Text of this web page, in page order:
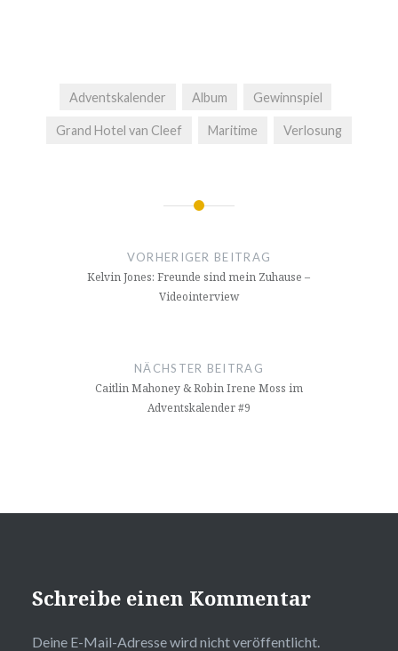
Adventskalender Album Gewinnspiel
Grand Hotel van Cleef Maritime Verlosung
Beitragsnavigation
VORHERIGER BEITRAG
Kelvin Jones: Freunde sind mein Zuhause –
Videointerview
NÄCHSTER BEITRAG
Caitlin Mahoney & Robin Irene Moss im
Adventskalender #9
Schreibe einen Kommentar
Deine E-Mail-Adresse wird nicht veröffentlicht.